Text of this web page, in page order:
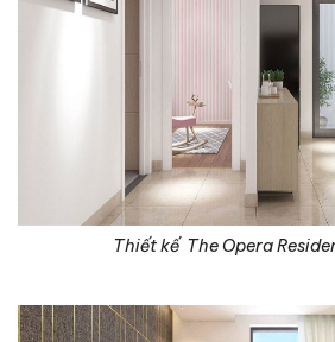
Thiết kế The Opera